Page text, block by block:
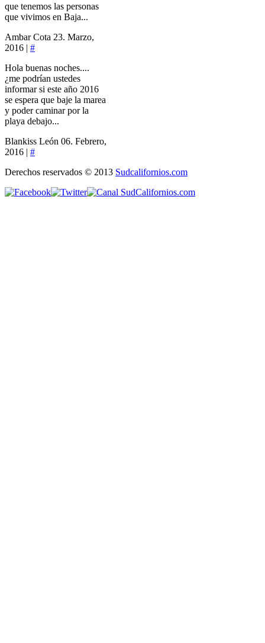
que tenemos las personas
que vivimos en Baja...
Ambar Cota 23. Marzo,
2016 | #
Hola buenas noches....
¿me podrían ustedes
informar si este año 2016
se espera que baje la marea
y poder caminar por la
playa debajo...
Blankiss León 06. Febrero,
2016 | #
Derechos reservados © 2013 Sudcalifornios.com